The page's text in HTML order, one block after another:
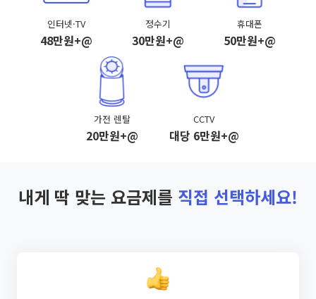
인터넷·TV
48만원+@
정수기
30만원+@
휴대폰
50만원+@
가전 렌탈
20만원+@
CCTV
대당 6만원+@
내게 딱 맞는 요금제를 직접 선택하세요!